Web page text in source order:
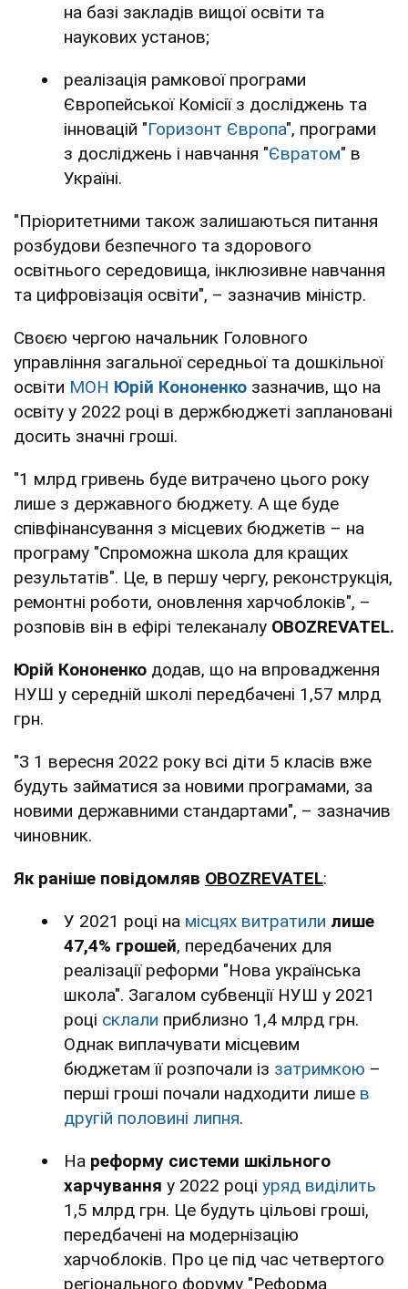
на базі закладів вищої освіти та
наукових установ;
реалізація рамкової програми
Європейської Комісії з досліджень та
інновацій "Горизонт Європа", програми
з досліджень і навчання "Євратом" в
Україні.
"Пріоритетними також залишаються питання
розбудови безпечного та здорового
освітнього середовища, інклюзивне навчання
та цифровізація освіти", – зазначив міністр.
Своєю чергою начальник Головного
управління загальної середньої та дошкільної
освіти МОН Юрій Кононенко зазначив, що на
освіту у 2022 році в держбюджеті заплановані
досить значні гроші.
"1 млрд гривень буде витрачено цього року
лише з державного бюджету. А ще буде
співфінансування з місцевих бюджетів – на
програму "Спроможна школа для кращих
результатів". Це, в першу чергу, реконструкція,
ремонтні роботи, оновлення харчоблоків", –
розповів він в ефірі телеканалу OBOZREVATEL.
Юрій Кононенко додав, що на впровадження
НУШ у середній школі передбачені 1,57 млрд
грн.
"З 1 вересня 2022 року всі діти 5 класів вже
будуть займатися за новими програмами, за
новими державними стандартами", – зазначив
чиновник.
Як раніше повідомляв OBOZREVATEL:
У 2021 році на місцях витратили лише
47,4% грошей, передбачених для
реалізації реформи "Нова українська
школа". Загалом субвенції НУШ у 2021
році склали приблизно 1,4 млрд грн.
Однак виплачувати місцевим
бюджетам її розпочали із затримкою –
перші гроші почали надходити лише в
другій половині липня.
На реформу системи шкільного
харчування у 2022 році уряд виділить
1,5 млрд грн. Це будуть цільові гроші,
передбачені на модернізацію
харчоблоків. Про це під час четвертого
регіонального форуму "Реформа